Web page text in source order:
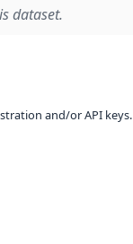
dataset.
and/or API keys.